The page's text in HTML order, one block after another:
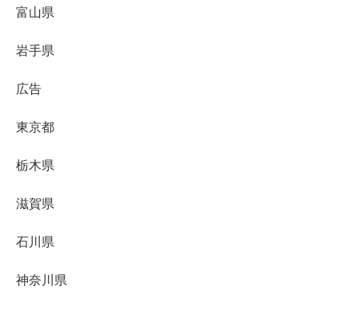
富山県
岩手県
広告
東京都
栃木県
滋賀県
石川県
神奈川県